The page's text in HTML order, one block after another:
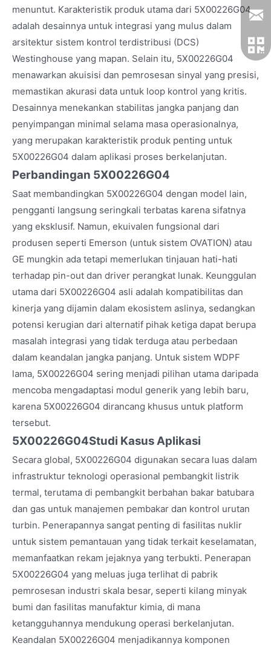
menuntut. Karakteristik produk utama dari 5X00226G04
adalah desainnya untuk integrasi yang mulus dalam
arsitektur sistem kontrol terdistribusi (DCS)
Westinghouse yang mapan. Selain itu, 5X00226G04
menawarkan akuisisi dan pemrosesan sinyal yang presisi,
memastikan akurasi data untuk loop kontrol yang kritis.
Desainnya menekankan stabilitas jangka panjang dan
penyimpangan minimal selama masa operasionalnya,
yang merupakan karakteristik produk penting untuk
5X00226G04 dalam aplikasi proses berkelanjutan.
Perbandingan 5X00226G04
Saat membandingkan 5X00226G04 dengan model lain,
pengganti langsung seringkali terbatas karena sifatnya
yang eksklusif. Namun, ekuivalen fungsional dari
produsen seperti Emerson (untuk sistem OVATION) atau
GE mungkin ada tetapi memerlukan tinjauan hati-hati
terhadap pin-out dan driver perangkat lunak. Keunggulan
utama dari 5X00226G04 asli adalah kompatibilitas dan
kinerja yang dijamin dalam ekosistem aslinya, sedangkan
potensi kerugian dari alternatif pihak ketiga dapat berupa
masalah integrasi yang tidak terduga atau perbedaan
dalam keandalan jangka panjang. Untuk sistem WDPF
lama, 5X00226G04 sering menjadi pilihan utama daripada
mencoba mengadaptasi modul generik yang lebih baru,
karena 5X00226G04 dirancang khusus untuk platform
tersebut.
5X00226G04Studi Kasus Aplikasi
Secara global, 5X00226G04 digunakan secara luas dalam
infrastruktur teknologi operasional pembangkit listrik
termal, terutama di pembangkit berbahan bakar batubara
dan gas untuk manajemen pembakar dan kontrol urutan
turbin. Penerapannya sangat penting di fasilitas nuklir
untuk sistem pemantauan yang tidak terkait keselamatan,
memanfaatkan rekam jejaknya yang terbukti. Penerapan
5X00226G04 yang meluas juga terlihat di pabrik
pemrosesan industri skala besar, seperti kilang minyak
bumi dan fasilitas manufaktur kimia, di mana
ketangguhannya mendukung operasi berkelanjutan.
Keandalan 5X00226G04 menjadikannya komponen